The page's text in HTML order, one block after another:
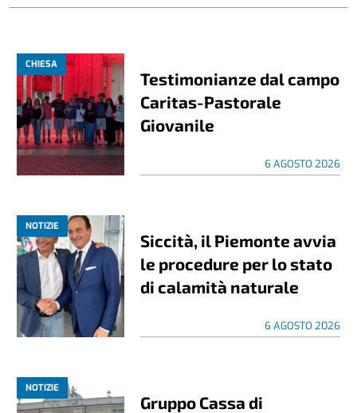
CHIESA
Testimonianze dal campo
Caritas-Pastorale
Giovanile
6 AGOSTO 2026
NOTIZIE
Siccità, il Piemonte avvia
le procedure per lo stato
di calamità naturale
6 AGOSTO 2026
NOTIZIE
Gruppo Cassa di